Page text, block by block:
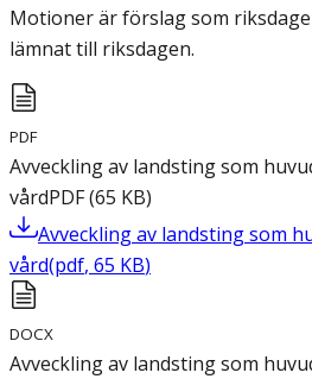
Motioner är förslag som
lämnat till riksdagen.
PDF
Avveckling av landsting som
vårdPDF(65 KB)
Avveckling av landsting som
vård(pdf, 65 KB)
DOCX
Avveckling av landsting som